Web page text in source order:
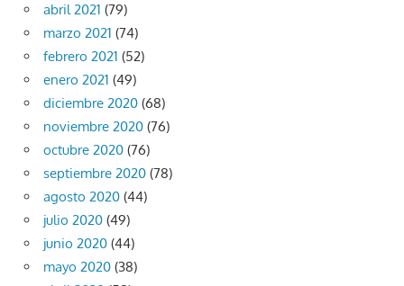
abril 2021 (79)
marzo 2021 (74)
febrero 2021 (52)
enero 2021 (49)
diciembre 2020 (68)
noviembre 2020 (76)
octubre 2020 (76)
septiembre 2020 (78)
agosto 2020 (44)
julio 2020 (49)
junio 2020 (44)
mayo 2020 (38)